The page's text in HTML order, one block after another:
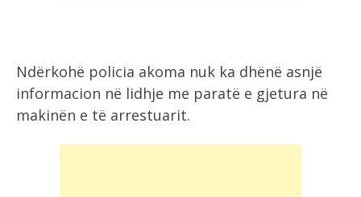
Ndërkohë policia akoma nuk ka dhënë asnjë
informacion në lidhje me paratë e gjetura në
makinën e të arrestuarit.